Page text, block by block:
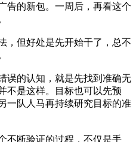
告的新包。一周后，再看这个
，但好处是先开始干了，总不
误的认知，就是先找到准确无
不是这样。目标也可以先预
一队人马再持续研究目标的准
不断验证的过程，不仅是手